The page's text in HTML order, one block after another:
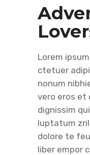
Lorem
ctetuer
nonum
vero eros et
dignissim
luptatum
dolore te
liber empor